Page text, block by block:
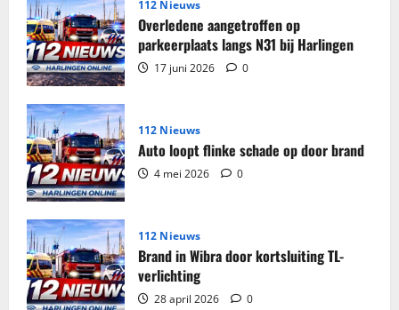
112 Nieuws
Overledene aangetroffen op
parkeerplaats langs N31 bij Harlingen
17 juni 2026 0
112 Nieuws
Auto loopt flinke schade op door brand
4 mei 2026 0
112 Nieuws
Brand in Wibra door kortsluiting TL-
verlichting
28 april 2026 0